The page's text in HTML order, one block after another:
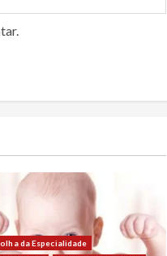
da Especialidade